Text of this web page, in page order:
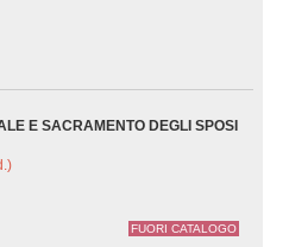
E SACRAMENTO DEGLI SPOSI
FUORI CATALOGO